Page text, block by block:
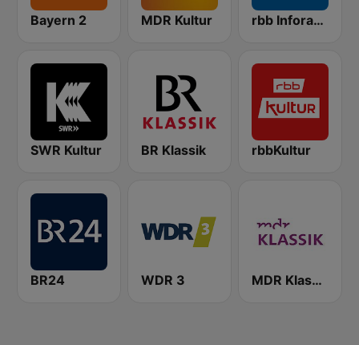
Bayern 2 MDR Kultur rbb Inforadio
SWR Kultur BR Klassik rbbKultur
BR24 WDR 3 MDR Klassik